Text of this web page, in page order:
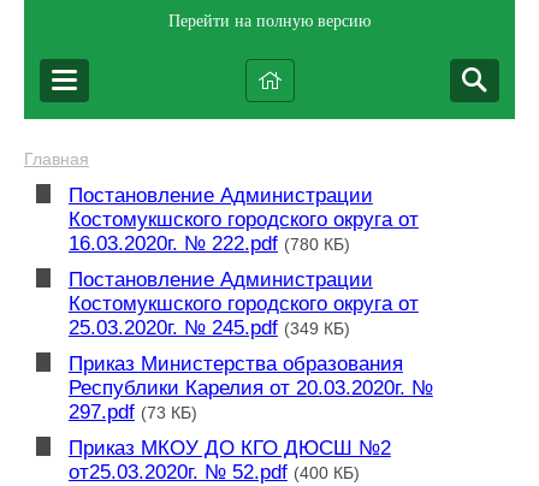
Перейти на полную версию
Главная
Постановление Администрации
Костомукшского городского округа от
16.03.2020г. № 222.pdf (780 КБ)
Постановление Администрации
Костомукшского городского округа от
25.03.2020г. № 245.pdf (349 КБ)
Приказ Министерства образования
Республики Карелия от 20.03.2020г. №
297.pdf (73 КБ)
Приказ МКОУ ДО КГО ДЮСШ №2
от25.03.2020г. № 52.pdf (400 КБ)